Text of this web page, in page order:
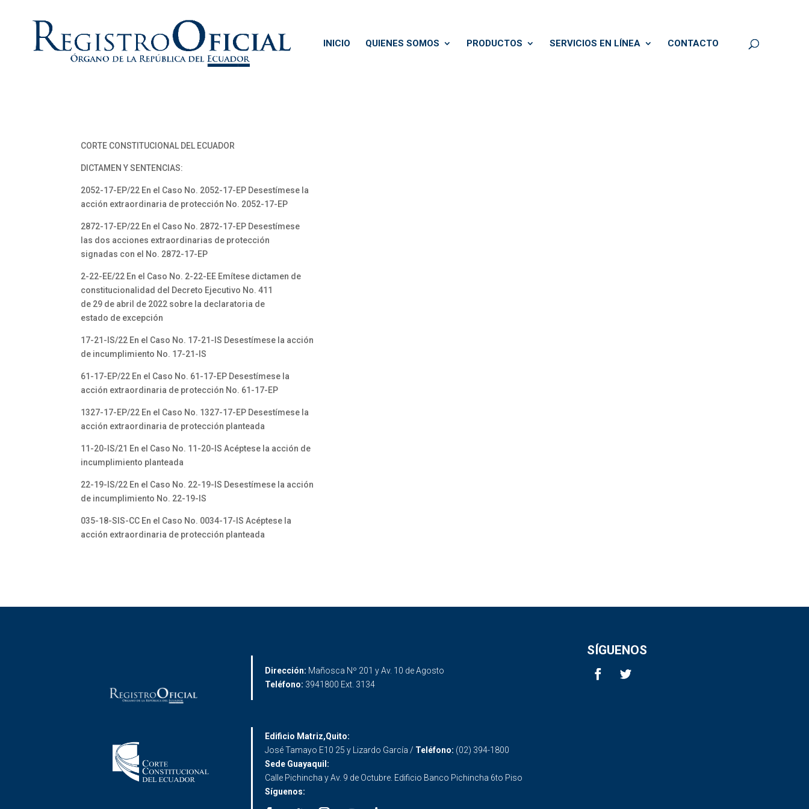
INICIO QUIENES SOMOS PRODUCTOS SERVICIOS EN LÍNEA CONTACTO
CORTE CONSTITUCIONAL DEL ECUADOR
DICTAMEN Y SENTENCIAS:
2052-17-EP/22 En el Caso No. 2052-17-EP Desestímese la
acción extraordinaria de protección No. 2052-17-EP
2872-17-EP/22 En el Caso No. 2872-17-EP Desestímese
las dos acciones extraordinarias de protección
signadas con el No. 2872-17-EP
2-22-EE/22 En el Caso No. 2-22-EE Emítese dictamen de
constitucionalidad del Decreto Ejecutivo No. 411
de 29 de abril de 2022 sobre la declaratoria de
estado de excepción
17-21-IS/22 En el Caso No. 17-21-IS Desestímese la acción
de incumplimiento No. 17-21-IS
61-17-EP/22 En el Caso No. 61-17-EP Desestímese la
acción extraordinaria de protección No. 61-17-EP
1327-17-EP/22 En el Caso No. 1327-17-EP Desestímese la
acción extraordinaria de protección planteada
11-20-IS/21 En el Caso No. 11-20-IS Acéptese la acción de
incumplimiento planteada
22-19-IS/22 En el Caso No. 22-19-IS Desestímese la acción
de incumplimiento No. 22-19-IS
035-18-SIS-CC En el Caso No. 0034-17-IS Acéptese la
acción extraordinaria de protección planteada
Dirección: Mañosca Nº 201 y Av. 10 de Agosto
Teléfono: 3941800 Ext. 3134
SÍGUENOS
Edificio Matriz,Quito:
José Tamayo E10 25 y Lizardo García / Teléfono: (02) 394-1800
Sede Guayaquil:
Calle Pichincha y Av. 9 de Octubre. Edificio Banco Pichincha 6to Piso
Síguenos: